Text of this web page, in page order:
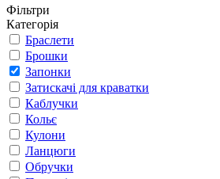
Фільтри
Категорія
Браслети
Брошки
Запонки
Затискачі для краватки
Каблучки
Кольє
Кулони
Ланцюги
Обручки